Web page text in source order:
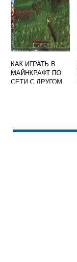
КАК ИГРАТЬ В
МАЙНКРАФТ ПО
СЕТИ С ДРУГОМ